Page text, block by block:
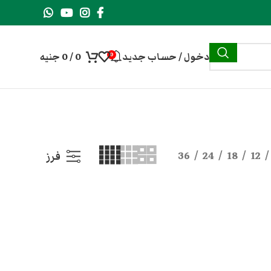
دخول / حساب جديد 0
0
/
0 جنيه
12
18
24
36 فرز